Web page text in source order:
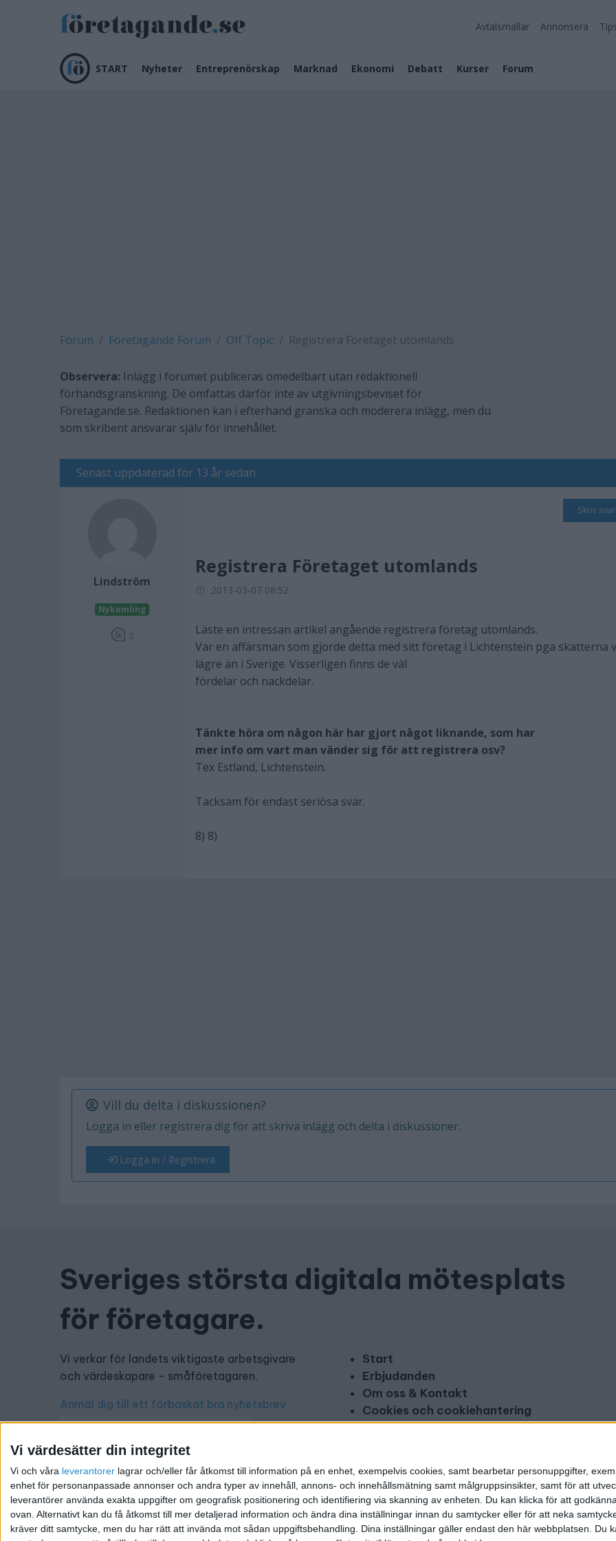
Vi värdesätter din integritet
Vi och våra leverantorer lagrar och/eller får åtkomst till information på en enhet, exempelvis cookies, samt bearbetar personuppgifter,
enhet för personanpassade annonser och andra typer av innehåll, annons- och innehållsmätning samt målgruppsinsikter, samt för att
leverantörer använda exakta uppgifter om geografisk positionering och identifiering via skanning av enheten. Du kan klicka för att
ovan. Alternativt kan du få åtkomst till mer detaljerad information och ändra dina inställningar innan du samtycker eller för att neka
kräver ditt samtycke, men du har rätt att invända mot sådan uppgiftsbehandling. Dina inställningar gäller endast den här webbplatsen.
Avtalsmallar Annonsera
START Nyheter Entreprenörskap Marknad Ekonomi Debatt Kurser Forum
Forum Företagande Forum Off Topic Registrera Företaget utomlands
Observera: Inlägg i forumet publiceras omedelbart utan redaktionell
förhandsgranskning. De omfattas därför inte av utgivningsbeviset för
Företagande.se. Redaktionen kan i efterhand granska och moderera inlägg, men du
som skribent ansvarar själv för innehållet.
Senast uppdaterad för 13 år sedan
Lindström
Nykomling
2
Skriv svar
Registrera Företaget utomlands
2013-03-07 08:52
Läste en intressan artikel angående registrera företag utomlands.
Var en affärsman som gjorde detta med sitt företag i Lichtenstein pga skatterna
lägre än i Sverige. Visserligen finns de väl
fördelar och nackdelar.
Tänkte höra om någon här har gjort något liknande, som har
mer info om vart man vänder sig för att registrera osv?
Tex Estland, Lichtenstein.
Tacksam för endast seriösa svar.
8) 8)
Vill du delta i diskussionen?
Logga in eller registrera dig för att skriva inlägg och delta i diskussioner.
Logga in / Registrera
Sveriges största digitala mötesplats
för företagare.
Vi verkar för landets viktigaste arbetsgivare
och värdeskapare - småföretagaren.
Anmäl dig till ett förbaskat bra nyhetsbrev
Har du ett nyhetstips?
Kontakta oss: info@foretagande.se
Start
Erbjudanden
Om oss & Kontakt
Cookies och cookiehantering
Copyright och disclaimer